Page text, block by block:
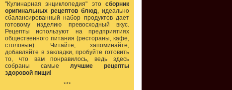
"Кулинарная энциклопедия" это сборник
оригинальных рецептов блюд, идеально
сбалансированный набор продуктов дает
готовому изделию превосходный вкус.
Рецепты используют на предприятиях
общественного питания (рестораны, кафе,
столовые). Читайте, запоминайте,
добавляйте в закладки, пробуйте готовить
то, что вам понравилось, ведь здесь
собраны самые лучшие рецепты
здоровой пищи!
***